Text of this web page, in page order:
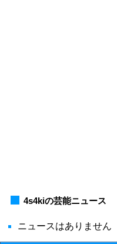
4s4kiの芸能ニュース
ニュースはありません